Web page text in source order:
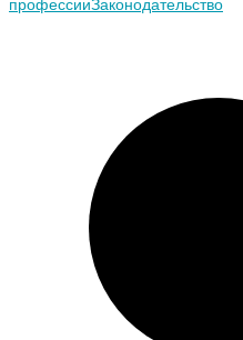
профессииЗаконодательство